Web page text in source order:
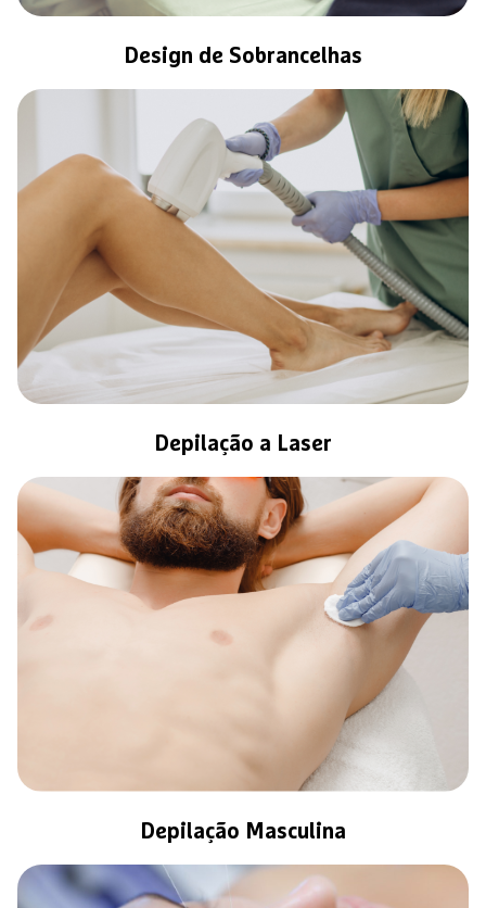
Design de Sobrancelhas
Depilação a Laser
Depilação Masculina